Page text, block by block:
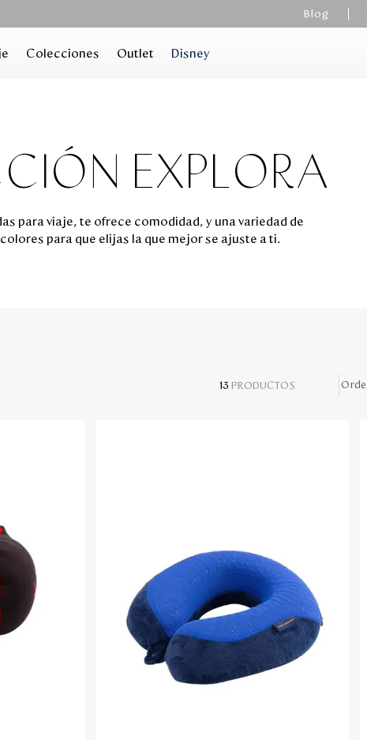
Blog
Colecciones Outlet Disney
EXPLORA
para viaje, te ofrece comodidad, y una variedad de
para que elijas la que mejor se ajuste a ti.
13 PRODUCTOS